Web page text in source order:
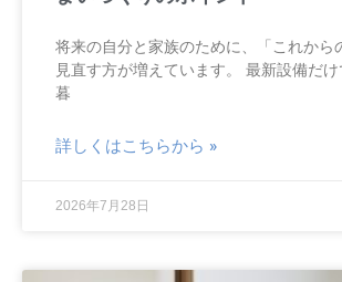
将来の自分と家族のために、「これから
見直す方が増えています。 最新設備だ
暮
詳しくはこちらから »
2026年7月28日